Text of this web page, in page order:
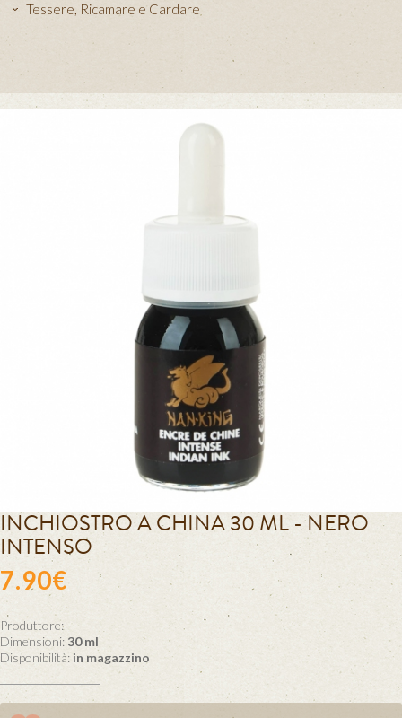
Tessere, Ricamare e Cardare
INCHIOSTRO A CHINA 30 ML - NERO
INTENSO
7.90€
Produttore:
Dimensioni:30 ml
Disponibilità: in magazzino